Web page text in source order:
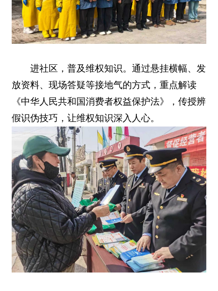
进社区，普及维权知识。通过悬挂横幅、发
放资料、现场答疑等接地气的方式，重点解读
《中华人民共和国消费者权益保护法》，传授辨
假识伪技巧，让维权知识深入人心。